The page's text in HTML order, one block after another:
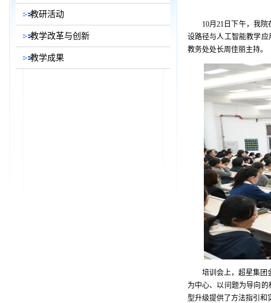
教研活动
教学改革与创新
教学成果
10月21日下午，我
设路径与人工智能教学
教务处处长周佳丽主持。
培训会上，超星集团
为中心、以问题为导向
型升级提供了方法指引和